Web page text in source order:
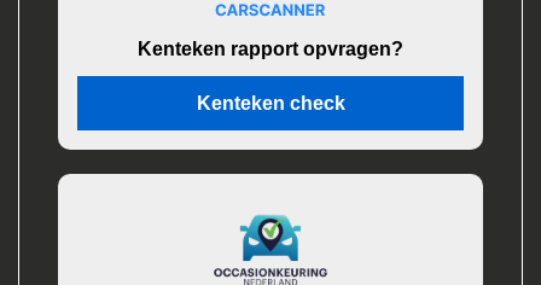
Kenteken rapport opvragen?
Kenteken check